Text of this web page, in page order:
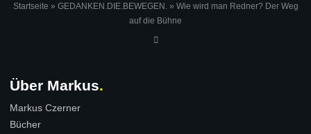
Startseite » GEDANKEN.DIE.BEWEGEN.» Wie wird man Redner? Der Weg
auf die Bühne
Über Markus
Markus Czerner
Bücher